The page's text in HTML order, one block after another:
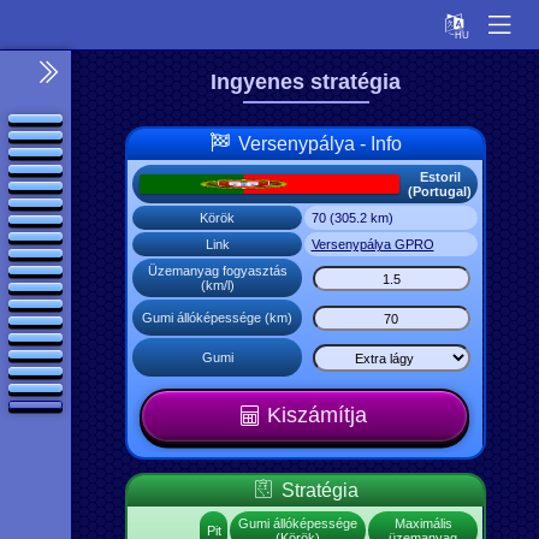
Ingyenes stratégia
Versenypálya - Info
Estoril
(Portugal)
Körök
70 (305.2 km)
Link
Versenypálya GPRO
Üzemanyag fogyasztás
(km/l)
Gumi állóképessége (km)
Gumi
Kiszámítja
Stratégia
Pit
Gumi állóképessége
Maximális